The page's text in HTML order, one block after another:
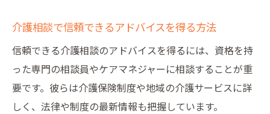
介護相談で信頼できるアドバイスを得る方法
信頼できる介護相談のアドバイスを得るには、資格を持
った専門の相談員やケアマネジャーに相談することが重
要です。彼らは介護保険制度や地域の介護サービスに詳
しく、法律や制度の最新情報も把握しています。